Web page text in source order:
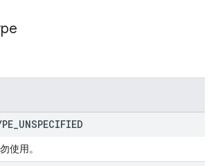
UNSPECIFIED
使用。